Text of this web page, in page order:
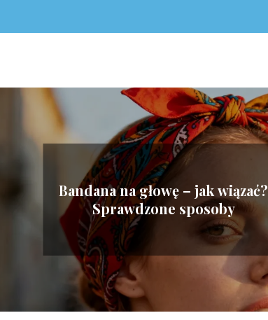
Bandana na głowę – jak wiązać?
Sprawdzone sposoby